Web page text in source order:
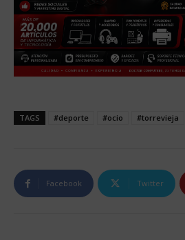
TAGS #deporte #ocio #torrevieja
Facebook Twitter